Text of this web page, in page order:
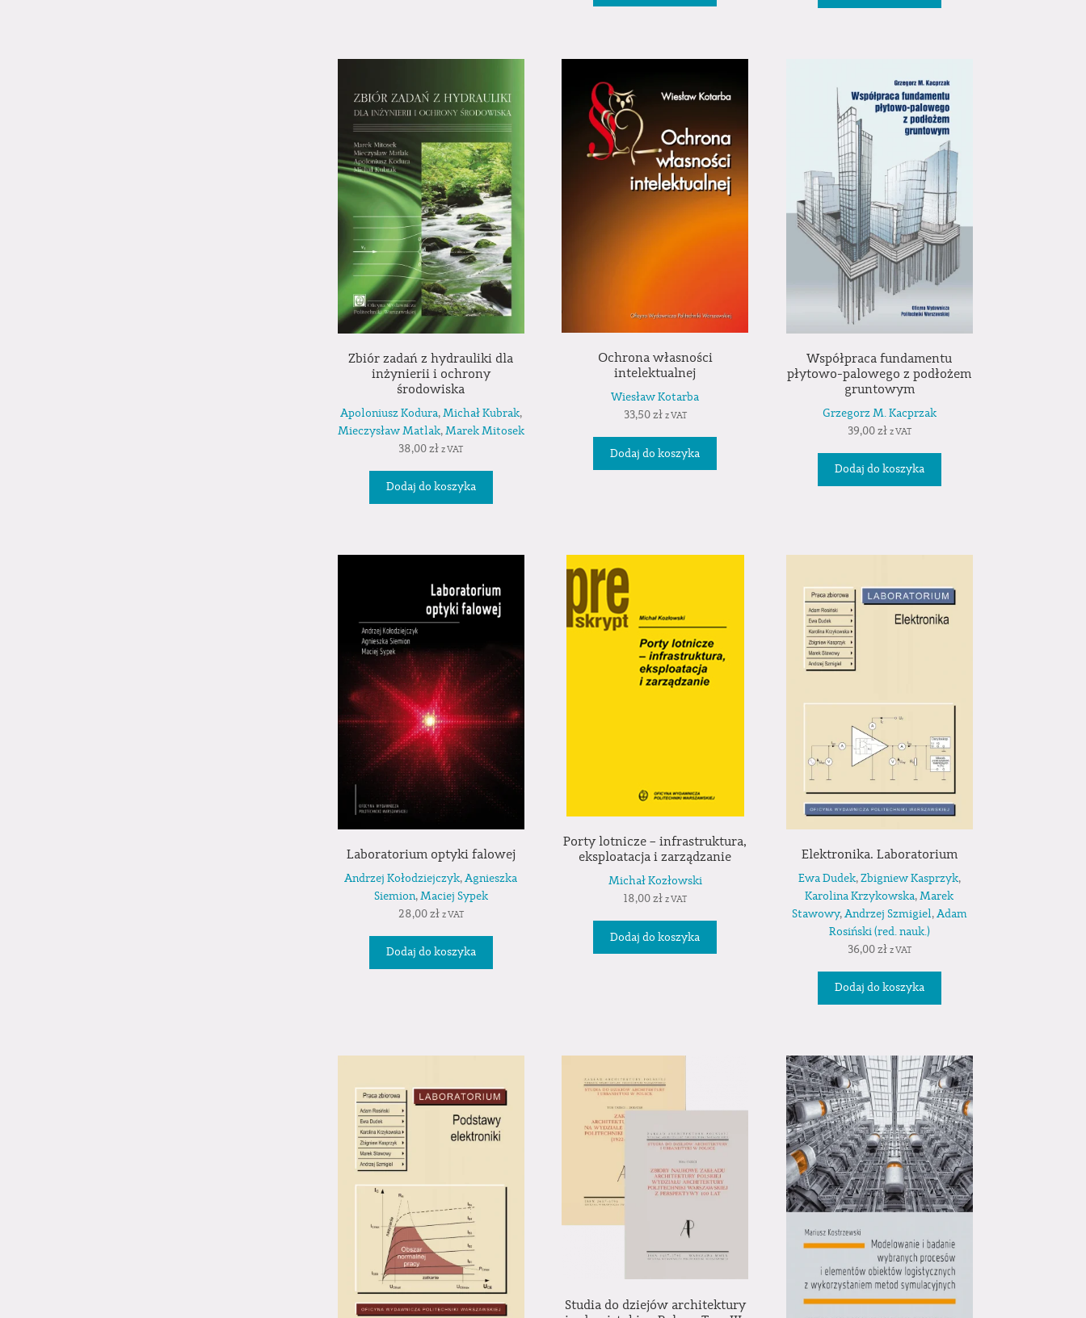
Zbiór zadań z hydrauliki dla
inżynierii i ochrony
środowiska
Apoloniusz Kodura,Michał Kubrak,
Mieczysław Matlak,Marek Mitosek
38,00zł z VAT
Dodaj do koszyka
Ochrona własności
intelektualnej
Wiesław Kotarba
33,50zł z VAT
Dodaj do koszyka
Współpraca fundamentu
płytowo-palowego z podłożem
gruntowym
Grzegorz M. Kacprzak
39,00zł z VAT
Dodaj do koszyka
Laboratorium optyki falowej
Andrzej Kołodziejczyk,Agnieszka
Siemion,Maciej Sypek
28,00zł z VAT
Dodaj do koszyka
Porty lotnicze – infrastruktura,
eksploatacja i zarządzanie
Michał Kozłowski
18,00zł z VAT
Dodaj do koszyka
Elektronika. Laboratorium
Ewa Dudek,Zbigniew Kasprzyk,
Karolina Krzykowska,Marek
Stawowy,Andrzej Szmigiel,Adam
Rosiński (red. nauk.)
36,00zł z VAT
Dodaj do koszyka
Studia do dziejów architektury